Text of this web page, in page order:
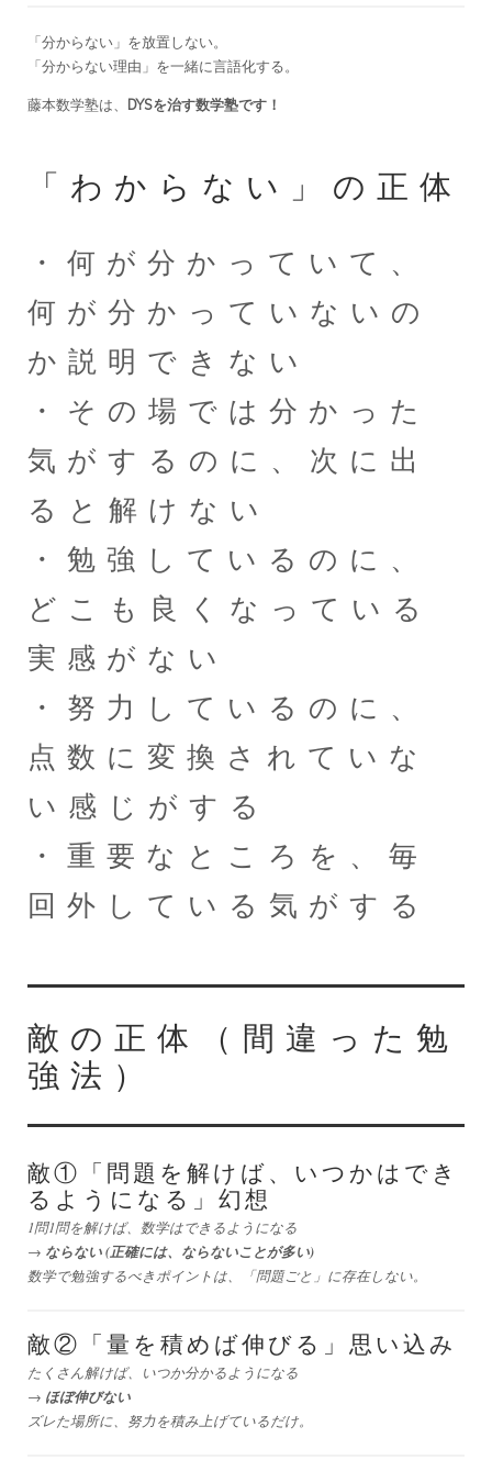
「分からない」を放置しない。
「分からない理由」を一緒に言語化する。
藤本数学塾は、 DYSを治す数学塾です！
「わからない」の正体
・何が分かっていて、
何が分かっていないの
か説明できない
・その場では分かった
気がするのに、次に出
ると解けない
・勉強しているのに、
どこも良くなっている
実感がない
・努力しているのに、
点数に変換されていな
い感じがする
・重要なところを、毎
回外している気がする
敵の正体（間違った勉
強法）
敵①「問題を解けば、いつかはでき
るようになる」幻想
1問1問を解けば、数学はできるようになる
→ ならない (正確には、ならないことが多い)
数学で勉強するべきポイントは、「問題ごと」に存在しない。
敵②「量を積めば伸びる」思い込み
たくさん解けば、いつか分かるようになる
→ ほぼ伸びない
ズレた場所に、努力を積み上げているだけ。